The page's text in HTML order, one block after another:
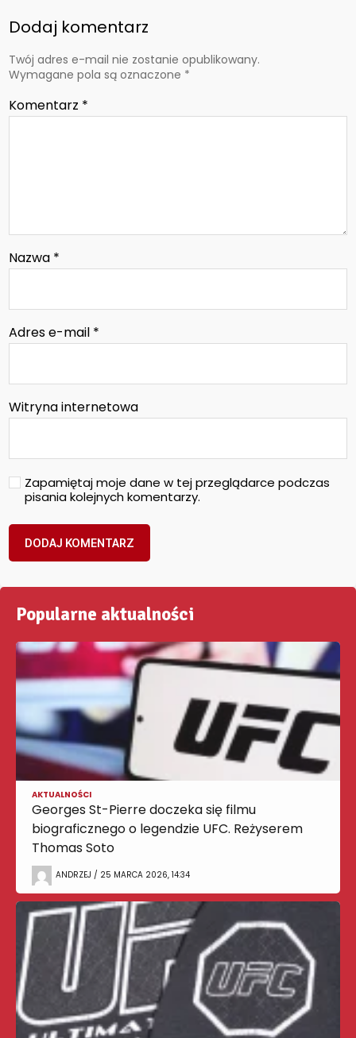
Dodaj komentarz
Twój adres e-mail nie zostanie opublikowany.
Wymagane pola są oznaczone *
Komentarz *
Nazwa *
Adres e-mail *
Witryna internetowa
Zapamiętaj moje dane w tej przeglądarce podczas
pisania kolejnych komentarzy.
Popularne aktualności
AKTUALNOŚCI
Georges St-Pierre doczeka się filmu
biograficznego o legendzie UFC. Reżyserem
Thomas Soto
ANDRZEJ / 25 MARCA 2026, 14:34